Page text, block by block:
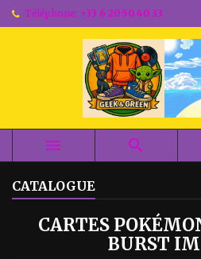
Téléphone: +33 6 20 50 40 33
 
CATALOGUE
CARTES
BURST